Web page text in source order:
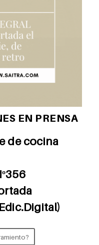
EN PRENSA
de cocina